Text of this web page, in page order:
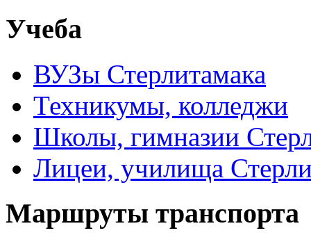
Учеба
ВУЗы Стерлитамака
Техникумы, колледжи
Школы, гимназии
Лицеи, училища
Маршруты транспорта